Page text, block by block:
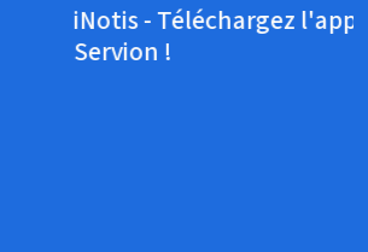
l'application de